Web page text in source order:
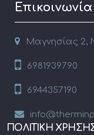
question is
for testing
whether or
a human
visitor and
to prevent
automated
spam
Επικοινωνία
Μαγνησίας 2,
6981939790
6944357190
ΠΟΛΙΤΙΚΗ